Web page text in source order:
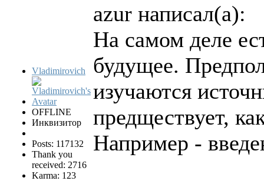
Vladimirovich
OFFLINE
Инквизитор
Posts: 117132
Thank you
received: 2716
Karma: 123
azur написал(а):
На самом деле
будущее.
изучаются
предществует,
Например -